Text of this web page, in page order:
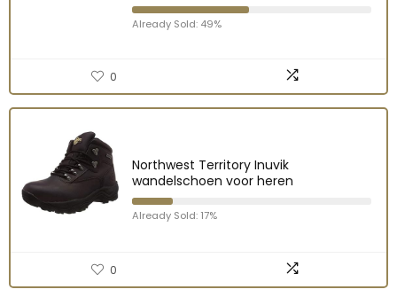
Already Sold: 49%
0
Northwest Territory Inuvik
wandelschoen voor heren
Already Sold: 17%
0